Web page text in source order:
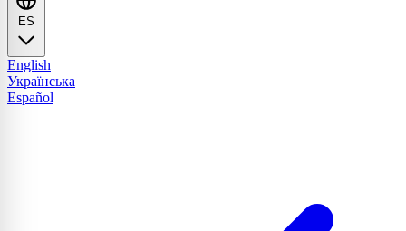
ES
English
Українська
Español